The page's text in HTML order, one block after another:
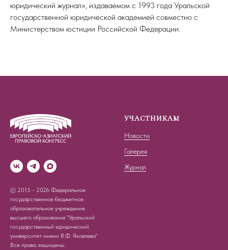
юридический журнал», издаваемом с 1993 года Уральской
государственной юридической академией совместно с
Министерством юстиции Российской Федерации.
© 2015 - 2026 Федеральное
государственное бюджетное
образовательное учреждение
высшего образования "Уральский
государственный юридический
университет имени В.Ф. Яковлева"
Все права защищены.
УЧАСТНИКАМ
Новости
Галерея
Журнал